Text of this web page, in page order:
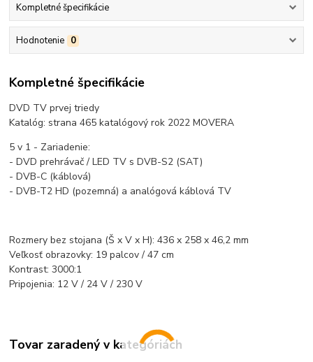
Kompletné špecifikácie
Hodnotenie 0
Kompletné špecifikácie
DVD TV prvej triedy
Katalóg: strana 465 katalógový rok 2022 MOVERA
5 v 1 - Zariadenie:
- DVD prehrávač / LED TV s DVB-S2 (SAT)
- DVB-C (káblová)
- DVB-T2 HD (pozemná) a analógová káblová TV
Rozmery bez stojana (Š x V x H): 436 x 258 x 46,2 mm
Veľkosť obrazovky: 19 palcov / 47 cm
Kontrast: 3000:1
Pripojenia: 12 V / 24 V / 230 V
Tovar zaradený v kategóriách